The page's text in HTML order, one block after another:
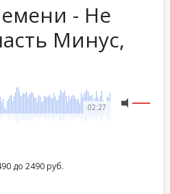
- Не
Минус,
02:27
до 2490 руб.